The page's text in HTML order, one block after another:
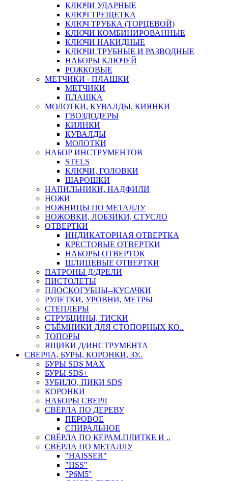
КЛЮЧИ УДАРНЫЕ
КЛЮЧ ТРЕЩЕТКА
КЛЮЧ ТРУБКА (ТОРЦЕВОЙ)
КЛЮЧИ КОМБИНИРОВАННЫЕ
КЛЮЧИ НАКИДНЫЕ
КЛЮЧИ ТРУБНЫЕ И РАЗВОДНЫЕ
НАБОРЫ КЛЮЧЕЙ
РОЖКОВЫЕ
МЕТЧИКИ - ПЛАШКИ
МЕТЧИКИ
ПЛАШКА
МОЛОТКИ, КУВАЛДЫ, КИЯНКИ
ГВОЗДОДЕРЫ
КИЯНКИ
КУВАЛДЫ
МОЛОТКИ
НАБОР ИНСТРУМЕНТОВ
STELS
КЛЮЧИ, ГОЛОВКИ
ШАРОШКИ
НАПИЛЬНИКИ, НАДФИЛИ
НОЖИ
НОЖНИЦЫ ПО МЕТАЛЛУ
НОЖОВКИ, ЛОБЗИКИ, СТУСЛО
ОТВЕРТКИ
ИНДИКАТОРНАЯ ОТВЕРТКА
КРЕСТОВЫЕ ОТВЕРТКИ
НАБОРЫ ОТВЕРТОК
ШЛИЦЕВЫЕ ОТВЕРТКИ
ПАТРОНЫ Д/ДРЕЛИ
ПИСТОЛЕТЫ
ПЛОСКОГУБЦЫ--КУСАЧКИ
РУЛЕТКИ, УРОВНИ, МЕТРЫ
СТЕПЛЕРЫ
СТРУБЦИНЫ, ТИСКИ
СЪЁМНИКИ ДЛЯ СТОПОРНЫХ КО..
ТОПОРЫ
ЯЩИКИ Д/ИНСТРУМЕНТА
СВЕРЛА, БУРЫ, КОРОНКИ, ЗУ..
БУРЫ SDS MAX
БУРЫ SDS+
ЗУБИЛО, ПИКИ SDS
КОРОНКИ
НАБОРЫ СВЕРЛ
СВЁРЛА ПО ДЕРЕВУ
ПЕРОВОЕ
СПИРАЛЬНОЕ
СВЁРЛА ПО КЕРАМ.ПЛИТКЕ И ..
СВЁРЛА ПО МЕТАЛЛУ
"HAISSER"
"HSS"
"Р6М5"